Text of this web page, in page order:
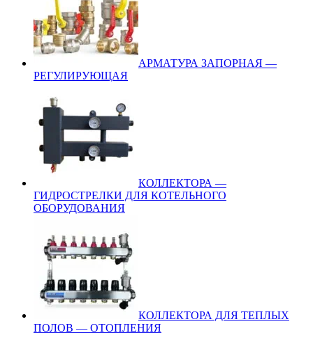
АРМАТУРА ЗАПОРНАЯ —
РЕГУЛИРУЮЩАЯ
КОЛЛЕКТОРА —
ГИДРОСТРЕЛКИ ДЛЯ КОТЕЛЬНОГО
ОБОРУДОВАНИЯ
КОЛЛЕКТОРА ДЛЯ ТЕПЛЫХ
ПОЛОВ — ОТОПЛЕНИЯ